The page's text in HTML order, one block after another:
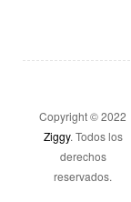
Copyright © 2022
Ziggy. Todos los
derechos
reservados.